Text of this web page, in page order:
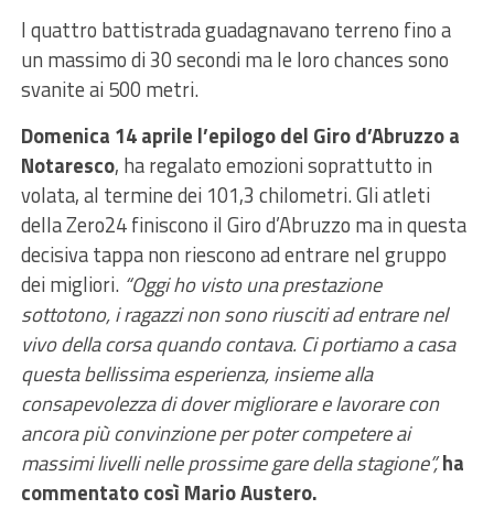
I quattro battistrada guadagnavano terreno fino a
un massimo di 30 secondi ma le loro chances sono
svanite ai 500 metri.
Domenica 14 aprile l’epilogo del Giro d’Abruzzo a
Notaresco, ha regalato emozioni soprattutto in
volata, al termine dei 101,3 chilometri. Gli atleti
della Zero24 finiscono il Giro d’Abruzzo ma in questa
decisiva tappa non riescono ad entrare nel gruppo
dei migliori.“Oggi ho visto una prestazione
sottotono, i ragazzi non sono riusciti ad entrare nel
vivo della corsa quando contava. Ci portiamo a casa
questa bellissima esperienza, insieme alla
consapevolezza di dover migliorare elavorare con
ancora più convinzione per poter competere ai
massimi livelli nelle prossime gare della stagione”,ha
commentato così Mario Austero.